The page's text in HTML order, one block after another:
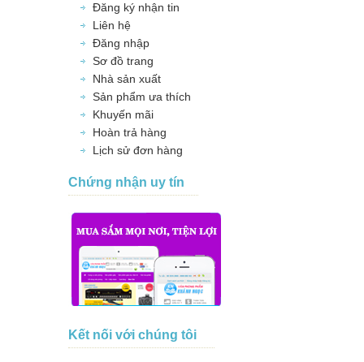
Đăng ký nhận tin
Liên hệ
Đăng nhập
Sơ đồ trang
Nhà sản xuất
Sản phẩm ưa thích
Khuyến mãi
Hoàn trả hàng
Lịch sử đơn hàng
Chứng nhận uy tín
Kết nối với chúng tôi